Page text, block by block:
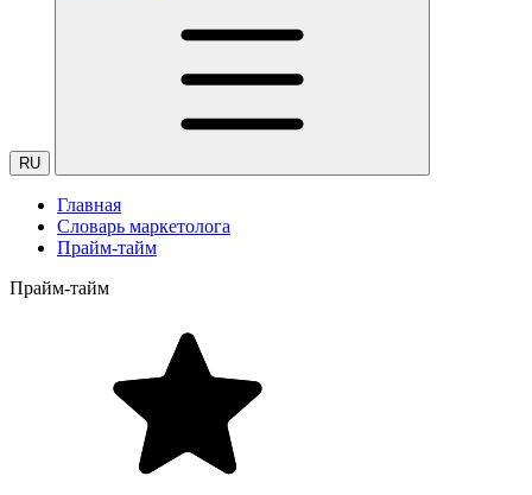
RU
Главная
Словарь маркетолога
Прайм-тайм
Прайм-тайм